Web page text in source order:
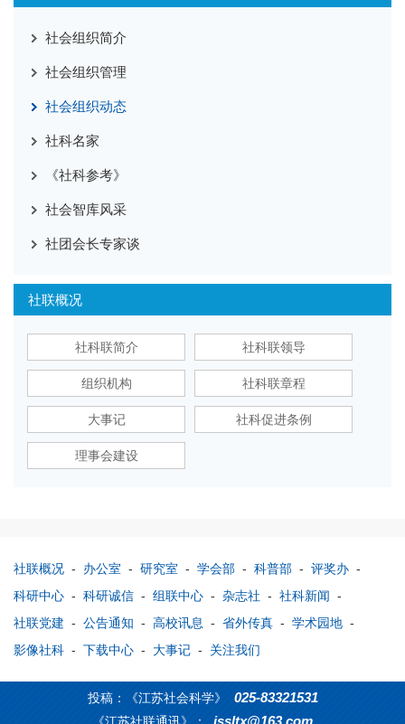
社会组织简介
社会组织管理
社会组织动态
社科名家
《社科参考》
社会智库风采
社团会长专家谈
社联概况
社科联简介 社科联领导
组织机构 社科联章程
大事记 社科促进条例
理事会建设
社联概况 - 办公室 - 研究室 - 学会部 - 科普部 - 评奖办 -
科研中心 - 科研诚信 - 组联中心 - 杂志社 - 社科新闻 -
社联党建 - 公告通知 - 高校讯息 - 省外传真 - 学术园地 -
影像社科 - 下载中心 - 大事记 - 关注我们
投稿：《江苏社会科学》 025-83321531
jssltx@163.com